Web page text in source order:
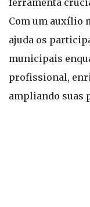
ferramenta
Com um auxílio
ajuda os
municipais
profissional,
ampliando suas